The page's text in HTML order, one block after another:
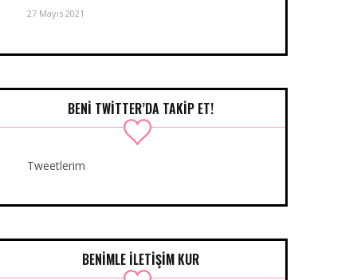
27 Mayıs 2021
BENI TWITTER’DA TAKIP ET!
Tweetlerim
BENIMLE İLETIŞIM KUR